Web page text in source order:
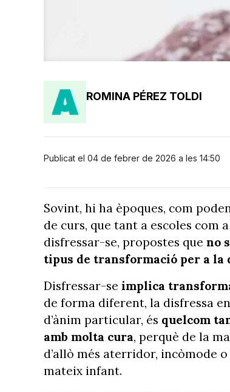
ROMINA PÉREZ TOLDI
Publicat el 04 de febrer de 2026 a les 14:50
Sovint, hi ha èpoques, com
de curs, que tant a escoles com
disfressar-se, propostes que no
tipus de transformació per a la
Disfressar-se implica
de forma diferent, la disfressa
d’ànim particular, és quelcom
amb molta cura, perquè de la
d’allò més aterridor, incòmode
mateix infant.